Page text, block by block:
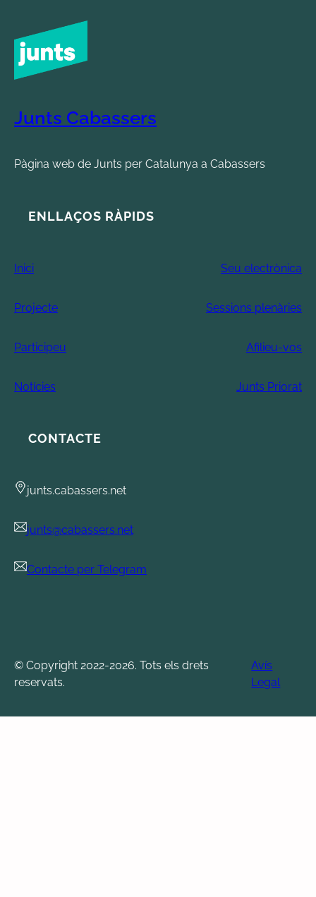
Junts Cabassers
Pàgina web de Junts per Catalunya a Cabassers
ENLLAÇOS RÀPIDS
Inici Seu electrònica
Projecte Sessions plenàries
Participeu Afilieu-vos
Notícies Junts Priorat
CONTACTE
junts.cabassers.net
junts@cabassers.net
Contacte per Telegram
© Copyright 2022-2026. Tots els drets
reservats.
Avís
Legal